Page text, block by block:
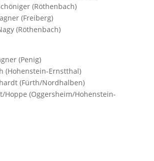
(Röthenbach)
(Freiberg)
(Röthenbach)
(Penig)
(Hohenstein-Ernstthal)
(Fürth/Nordhalben)
Hoppe (Oggersheim/Hohenstein-